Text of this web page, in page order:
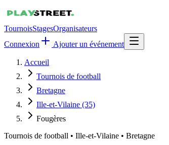
TournoisStagesOrganisateurs
Connexion
Ajouter un événement
Accueil
Tournois de football
Bretagne
Ille-et-Vilaine (35)
Fougères
Tournois de football • Ille-et-Vilaine • Bretagne